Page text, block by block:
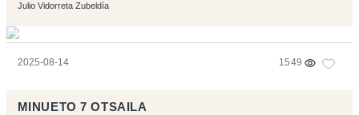
Julio Vidorreta Zubeldía
2025-08-14 1549
MINUETO 7 OTSAILA